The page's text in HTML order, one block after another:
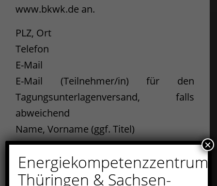
www.bkwk.de an.
PLZ, Ort
Telefon
E-Mail
E-Mail (Teilnehmer/in) für den
Tagungsunterlagenversand, falls
abweichend
Name, Vorname (ggf. Titel)
Unternehmen/Institution
Straße/Postfach
E-Mail
Energiekompetenzzentrum
Thüringen & Sachsen-
×